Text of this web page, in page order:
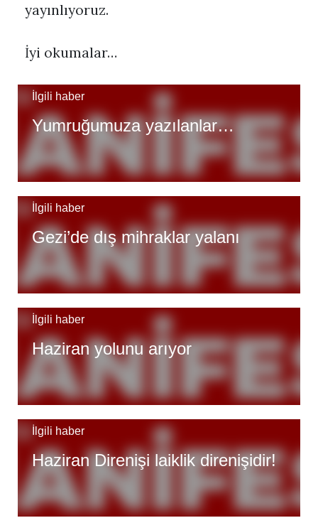
yayınlıyoruz.
İyi okumalar…
İlgili haber
Yumruğumuza yazılanlar…
İlgili haber
Gezi’de dış mihraklar yalanı
İlgili haber
Haziran yolunu arıyor
İlgili haber
Haziran Direnişi laiklik direnişidir!